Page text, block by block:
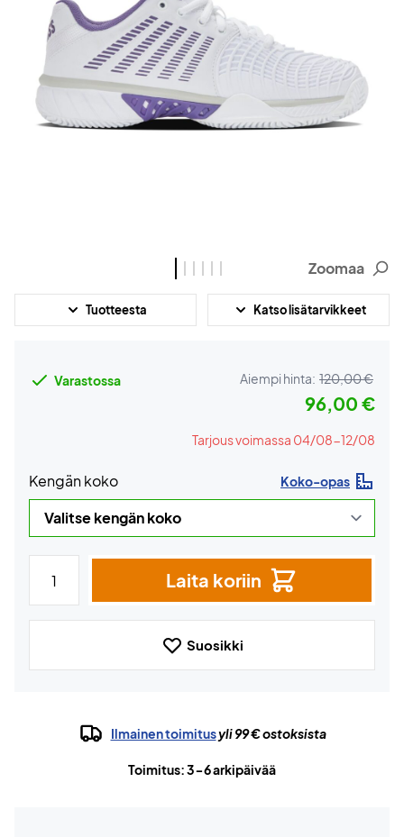
Zoomaa
Tuotteesta Katso lisätarvikkeet
Varastossa Aiempi hinta: 120,00 €
96,00 €
Tarjous voimassa 04/08-12/08
Kengän koko Koko-opas
Laita koriin
Suosikki
Ilmainen toimitusyli 99 € ostoksista
Toimitus: 3-6 arkipäivää